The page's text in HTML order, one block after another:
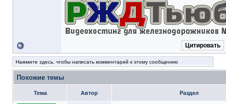
Цитировать
Нажмите здесь, чтобы написать комментарий к этому сообщению
Похожие темы
Тема Автор Раздел